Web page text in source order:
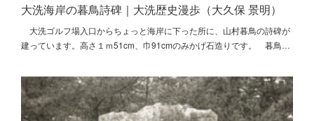
大洗海岸の暮鳥詩碑｜大洗歴史漫歩（大久保 景明）
大洗ゴルフ場入口からちょっと海岸に下った所に、山村暮鳥の詩碑が
建っています。高さ１ｍ51cm、巾91cmのみかげ石造りです。 暮鳥…